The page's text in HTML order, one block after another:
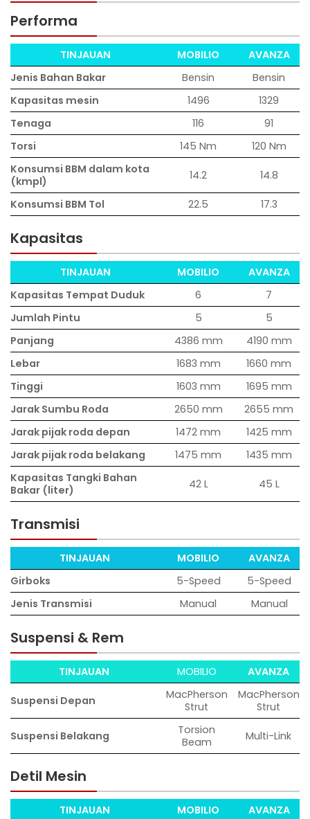
Performa
TINJAUAN MOBILIO
AVANZA
Jenis Bahan Bakar
Bensin
Bensin
Kapasitas mesin
1496
1329
Tenaga
116
91
Torsi
145 Nm
120 Nm
Konsumsi BBM dalam kota
(kmpl)
14.2 14.8
Konsumsi BBM Tol 22.5 17.3
Kapasitas
TINJAUAN MOBILIO
AVANZA
Kapasitas Tempat Duduk
6
7
Jumlah Pintu
5
5
Panjang
4386 mm
4190 mm
Lebar
1683 mm
1660 mm
Tinggi
1603 mm
1695 mm
Jarak Sumbu Roda
2650 mm
2655 mm
Jarak pijak roda depan
1472 mm
1425 mm
Jarak pijak roda belakang
1475 mm
1435 mm
Kapasitas Tangki Bahan
Bakar (liter)
42 L 45 L
Transmisi
TINJAUAN MOBILIO
AVANZA
Girboks
5-Speed
5-Speed
Jenis Transmisi
Manual Manual
Suspensi & Rem
TINJAUAN MOBILIO AVANZA
Suspensi Depan
MacPherson
Strut
MacPherson
Strut
Suspensi Belakang
Torsion
Beam
Multi-Link
Detil Mesin
TINJAUAN MOBILIO AVANZA